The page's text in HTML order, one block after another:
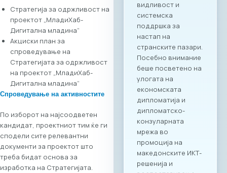
Стратегија за одржливост на
проектот „МладиХаб-
Дигитална младина“
Акциски план за
спроведување на
Стратегијата за одржливост
на проектот „МладиХаб-
Дигитална младина“
Спроведување на активностите
По изборот на најсоодветен
кандидат, проектниот тим ќе ги
сподели сите релевантни
документи за проектот што
треба бидат основа за
изработка на Стратегијата.
ниво, по што ќе
следува свечено
потпишување на
Меморандум за
соработка помеѓу
МАСИТ и SETPE.
Програмата
предвидува
стручни
презентации за
состојбите во ИКТ
секторите во
двете земји,
пленарен преглед
на процесите на
дигитализација во